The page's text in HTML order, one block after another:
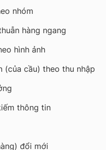
nhóm
hàng ngang
hình ảnh
(của cầu) theo thu nhập
thông tin
đổi mới